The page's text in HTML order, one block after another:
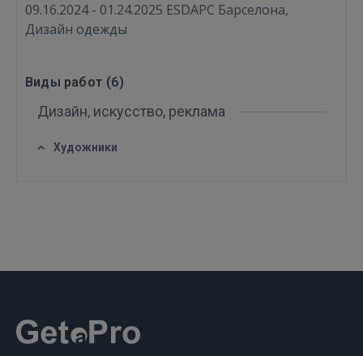
Войти
 Sign in with Apple
09.16.2024 - 01.24.2025 ESDAPC Барселона,
Дизайн одежды
Виды работ (6)
Дизайн, искусство, реклама
Художники